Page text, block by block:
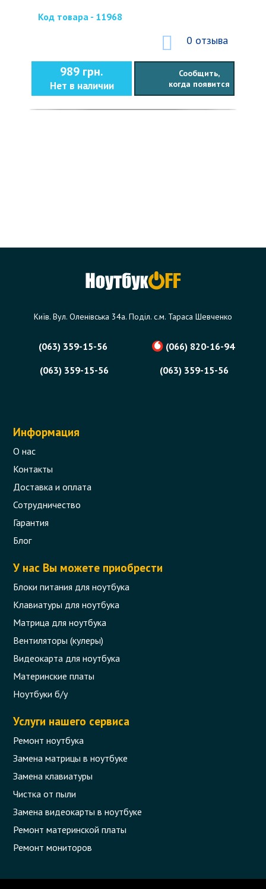
Код товара - 11968
0 отзыва
989 грн.
Нет в наличии
Сообщить,
когда появится
Київ. Вул. Оленівська 34а. Поділ. с.м. Тараса Шевченко
(063) 359-15-56
(066) 820-16-94
(063) 359-15-56
(063) 359-15-56
Информация
О нас
Контакты
Доставка и оплата
Сотрудничество
Гарантия
Блог
У нас Вы можете приобрести
Блоки питания для ноутбука
Клавиатуры для ноутбука
Матрица для ноутбука
Вентиляторы (кулеры)
Видеокарта для ноутбука
Материнские платы
Ноутбуки б/у
Услуги нашего сервиса
Ремонт ноутбука
Замена матрицы в ноутбуке
Замена клавиатуры
Чистка от пыли
Замена видеокарты в ноутбуке
Ремонт материнской платы
Ремонт мониторов